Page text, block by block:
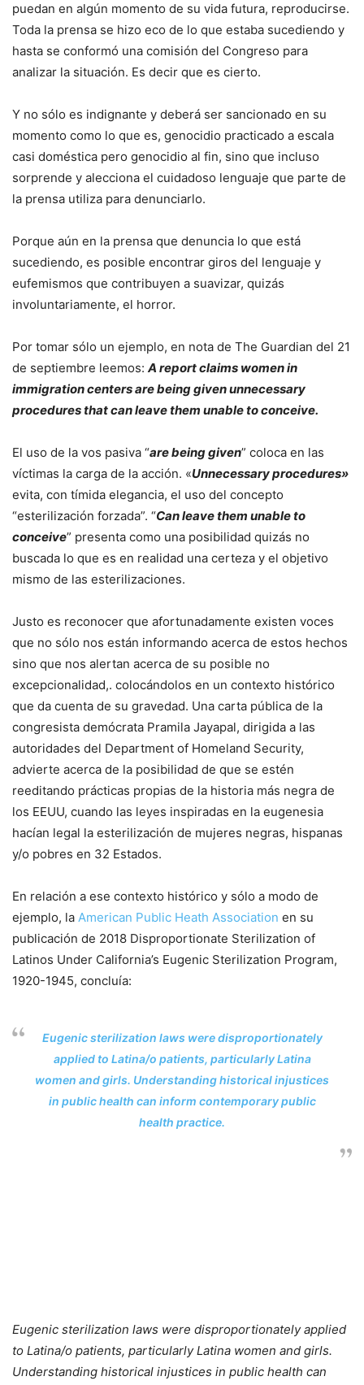
puedan en algún momento de su vida futura, reproducirse.
Toda la prensa se hizo eco de lo que estaba sucediendo y
hasta se conformó una comisión del Congreso para
analizar la situación. Es decir que es cierto.
Y no sólo es indignante y deberá ser sancionado en su
momento como lo que es, genocidio practicado a escala
casi doméstica pero genocidio al fin, sino que incluso
sorprende y alecciona el cuidadoso lenguaje que parte de
la prensa utiliza para denunciarlo.
Porque aún en la prensa que denuncia lo que está
sucediendo, es posible encontrar giros del lenguaje y
eufemismos que contribuyen a suavizar, quizás
involuntariamente, el horror.
Por tomar sólo un ejemplo, en nota de The Guardian del 21
de septiembre leemos: A report claims women in
immigration centers are being given unnecessary
procedures that can leave them unable to conceive.
El uso de la vos pasiva “are being given” coloca en las
víctimas la carga de la acción. «Unnecessary procedures»
evita, con tímida elegancia, el uso del concepto
“esterilización forzada”. “Can leave them unable to
conceive” presenta como una posibilidad quizás no
buscada lo que es en realidad una certeza y el objetivo
mismo de las esterilizaciones.
Justo es reconocer que afortunadamente existen voces
que no sólo nos están informando acerca de estos hechos
sino que nos alertan acerca de su posible no
excepcionalidad,. colocándolos en un contexto histórico
que da cuenta de su gravedad. Una carta pública de la
congresista demócrata Pramila Jayapal, dirigida a las
autoridades del Department of Homeland Security,
advierte acerca de la posibilidad de que se estén
reeditando prácticas propias de la historia más negra de
los EEUU, cuando las leyes inspiradas en la eugenesia
hacían legal la esterilización de mujeres negras, hispanas
y/o pobres en 32 Estados.
En relación a ese contexto histórico y sólo a modo de
ejemplo, la American Public Heath Association en su
publicación de 2018 Disproportionate Sterilization of
Latinos Under California’s Eugenic Sterilization Program,
1920-1945, concluía:
Eugenic sterilization laws were disproportionately
applied to Latina/o patients, particularly Latina
women and girls. Understanding historical injustices
in public health can inform contemporary public
health practice.
Eugenic sterilization laws were disproportionately applied
to Latina/o patients, particularly Latina women and girls.
Understanding historical injustices in public health can